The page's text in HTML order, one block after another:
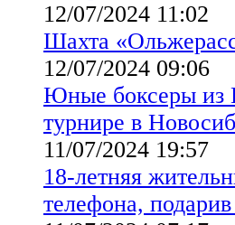
12/07/2024 11:02
Шахта
12/07/2024 09:06
Юные боксеры из
турнире в
11/07/2024 19:57
18-летняя
телефона,